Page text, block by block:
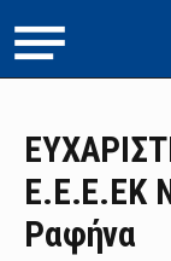
Ε.Ε.Ε.ΕΚ
Ραφήνα